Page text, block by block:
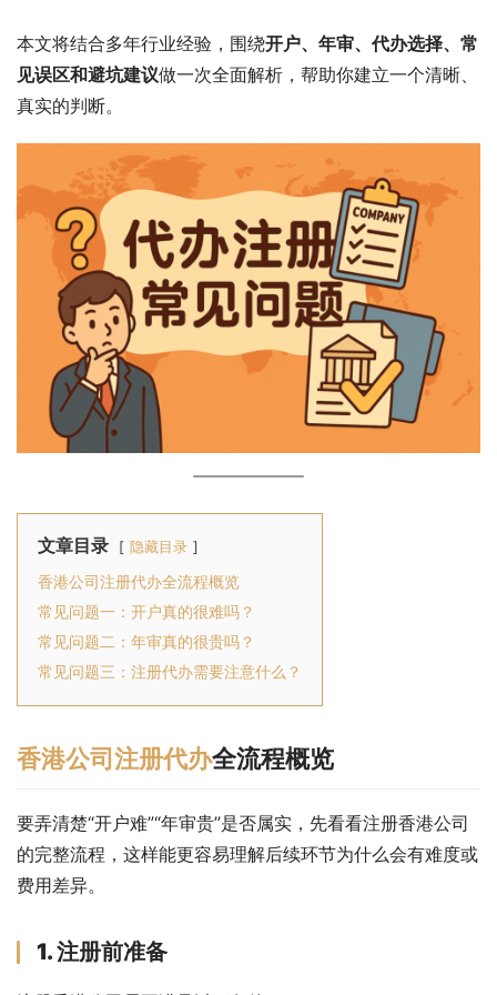
本文将结合多年行业经验，围绕开户、年审、代办选择、常
见误区和避坑建议做一次全面解析，帮助你建立一个清晰、
真实的判断。
文章目录 隐藏目录
香港公司注册代办全流程概览
常见问题一：开户真的很难吗？
常见问题二：年审真的很贵吗？
常见问题三：注册代办需要注意什么？
香港公司注册代办全流程概览
要弄清楚“开户难”“年审贵”是否属实，先看看注册香港公司
的完整流程，这样能更容易理解后续环节为什么会有难度或
费用差异。
1. 注册前准备